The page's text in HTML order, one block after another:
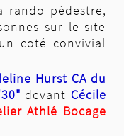
rando pédestre,
sur le site
coté convivial
Hurst CA du
devant Cécile
Athlé Bocage